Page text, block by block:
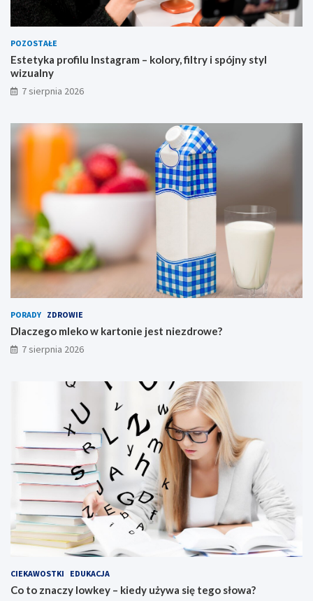
POZOSTAŁE
Estetyka profilu Instagram – kolory, filtry i spójny styl
wizualny
7 sierpnia 2026
PORADY ZDROWIE
Dlaczego mleko w kartonie jest niezdrowe?
7 sierpnia 2026
CIEKAWOSTKI EDUKACJA
Co to znaczy lowkey – kiedy używa się tego słowa?